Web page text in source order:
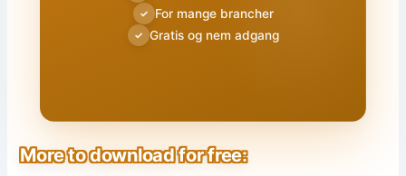
✓ For mange brancher
✓ Gratis og nem adgang
More to download for free: